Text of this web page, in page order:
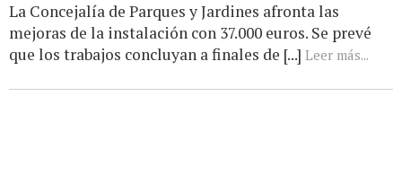
La Concejalía de Parques y Jardines afronta las
mejoras de la instalación con 37.000 euros. Se prevé
que los trabajos concluyan a finales de [...] Leer más...